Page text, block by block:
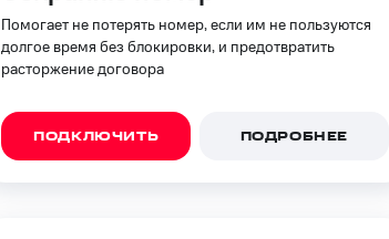
Помогает не потерять номер, если им не пользуются
долгое время без блокировки, и предотвратить
расторжение договора
ПОДКЛЮЧИТЬ ПОДРОБНЕЕ